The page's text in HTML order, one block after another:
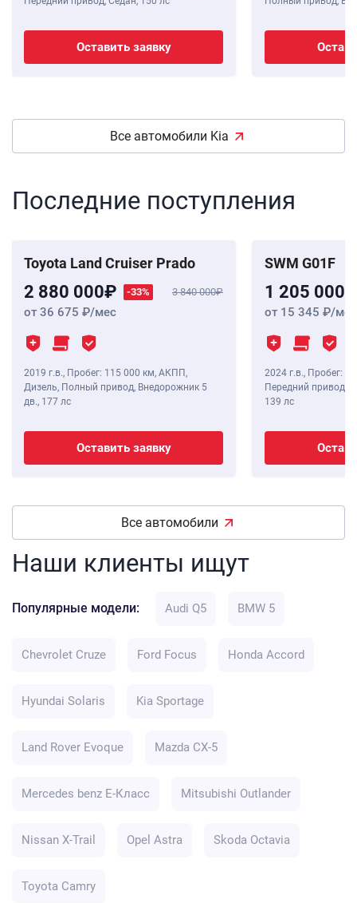
Оставить заявку
Все автомобили Kia
Последние поступления
Toyota Land Cruiser Prado
2 880 000 -33% 3 840 000
от 36 675 /мес
2019 г.в., Пробег: 115 000 км, АКПП,
Дизель, Полный привод, Внедорожник 5
дв., 177 лс
Оставить заявку
SWM G01F
1 205 000
от 15 345 /мес
2024 г.в., Пробег: 8
Передний привод,
139 лс
Все автомобили
Наши клиенты ищут
Популярные модели: Audi Q5 BMW 5
Chevrolet Cruze Ford Focus Honda Accord
Hyundai Solaris Kia Sportage
Land Rover Evoque Mazda CX-5
Mercedes benz E-Класс Mitsubishi Outlander
Nissan X-Trail Opel Astra Skoda Octavia
Toyota Camry